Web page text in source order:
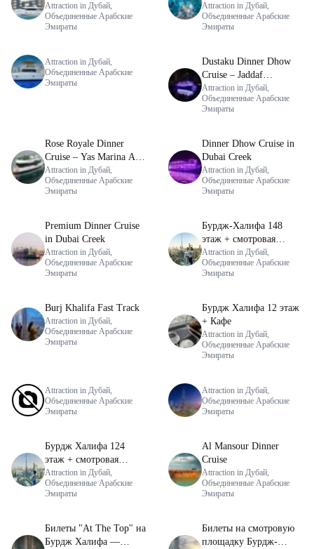
Attraction in Дубай,
Объединенные Арабские
Эмираты
зоопарк с доступом к
бухте пингвинов.
Attraction in Дубай,
Объединенные Арабские
Эмираты
Attraction in Дубай,
Объединенные Арабские
Эмираты
Dustaku Dinner Dhow
Cruise – Jaddaf
Waterfront
Attraction in Дубай,
Объединенные Арабские
Эмираты
Rose Royale Dinner
Cruise – Yas Marina Abu
Dhabi
Attraction in Дубай,
Объединенные Арабские
Эмираты
Dinner Dhow Cruise in
Dubai Creek
Attraction in Дубай,
Объединенные Арабские
Эмираты
Premium Dinner Cruise
in Dubai Creek
Attraction in Дубай,
Объединенные Арабские
Эмираты
Бурдж-Халифа 148
этаж + смотровая
площадка Sky View
Attraction in Дубай,
Объединенные Арабские
Эмираты
Burj Khalifa Fast Track
Attraction in Дубай,
Объединенные Арабские
Эмираты
Бурдж Халифа 12 этаж
+ Кафе
Attraction in Дубай,
Объединенные Арабские
Эмираты
Attraction in Дубай,
Объединенные Арабские
Эмираты
Attraction in Дубай,
Объединенные Арабские
Эмираты
Бурдж Халифа 124
этаж + смотровая
площадка Sky View
Attraction in Дубай,
Объединенные Арабские
Эмираты
Al Mansour Dinner
Cruise
Attraction in Дубай,
Объединенные Арабские
Эмираты
Билеты "At The Top" на
Бурдж Халифа —
Билеты на смотровую
площадку Бурдж-